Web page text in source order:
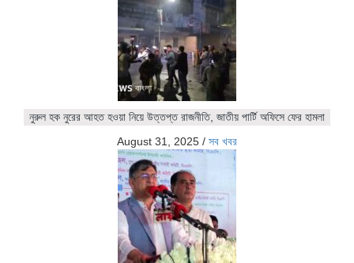
নুরুল হক নুরের আহত হওয়া নিয়ে উত্তপ্ত রাজনীতি, জাতীয় পার্টি অফিসে ফের হামলা
August 31, 2025 / সব খবর